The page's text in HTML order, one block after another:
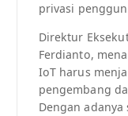
privasi
Direktur
Ferdianto,
IoT harus
pengembang
Dengan